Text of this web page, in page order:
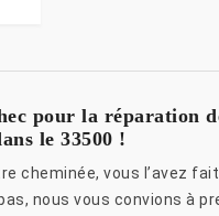
pour la réparation
le 33500 !
cheminée, vous l’avez
nous vous convions à